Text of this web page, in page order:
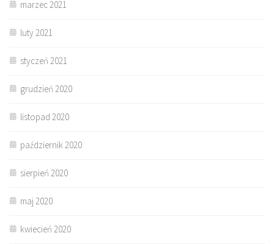
marzec 2021
luty 2021
styczeń 2021
grudzień 2020
listopad 2020
październik 2020
sierpień 2020
maj 2020
kwiecień 2020